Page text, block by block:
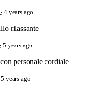
4 years ago
rilassante
5 years ago
personale cordiale
5 years ago